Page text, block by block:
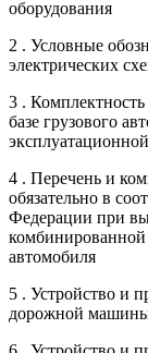
оборудования
2 . Условные
электрических
3 .
базе грузового
4 . Перечень и
обязательно в
Федерации при
автомобиля
5 . Устройство и
дорожной машины